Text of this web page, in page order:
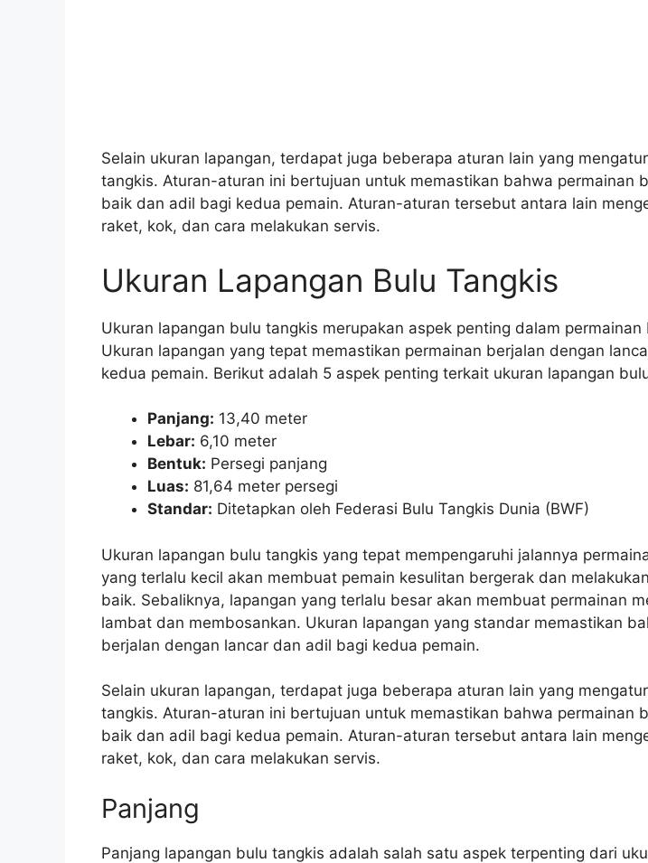
Selain ukuran lapangan, terdapat juga beberapa aturan lain yang
tangkis. Aturan-aturan ini bertujuan untuk memastikan bahwa permainan
baik dan adil bagi kedua pemain. Aturan-aturan tersebut antara lain
raket, kok, dan cara melakukan servis.
Ukuran Lapangan Bulu Tangkis
Ukuran lapangan bulu tangkis merupakan aspek penting dalam permainan
Ukuran lapangan yang tepat memastikan permainan berjalan dengan
kedua pemain. Berikut adalah 5 aspek penting terkait ukuran lapangan
Panjang: 13,40 meter
Lebar: 6,10 meter
Bentuk: Persegi panjang
Luas: 81,64 meter persegi
Standar: Ditetapkan oleh Federasi Bulu Tangkis Dunia (BWF)
Ukuran lapangan bulu tangkis yang tepat mempengaruhi jalannya
yang terlalu kecil akan membuat pemain kesulitan bergerak dan
baik. Sebaliknya, lapangan yang terlalu besar akan membuat permainan
lambat dan membosankan. Ukuran lapangan yang standar memastikan
berjalan dengan lancar dan adil bagi kedua pemain.
Selain ukuran lapangan, terdapat juga beberapa aturan lain yang
tangkis. Aturan-aturan ini bertujuan untuk memastikan bahwa permainan
baik dan adil bagi kedua pemain. Aturan-aturan tersebut antara lain
raket, kok, dan cara melakukan servis.
Panjang
Panjang lapangan bulu tangkis adalah salah satu aspek terpenting dari